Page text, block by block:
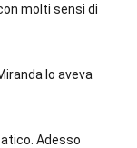
molti sensi di
lo aveva
Adesso